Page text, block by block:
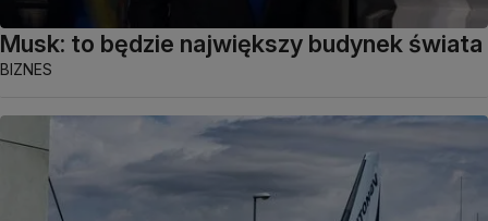
Musk: to będzie największy budynek świata
BIZNES